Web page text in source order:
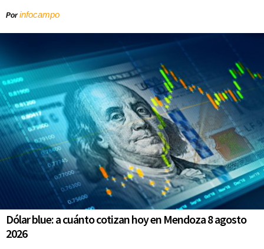
Porinfocampo
Dólar blue: a cuánto cotizan hoy en Mendoza 8 agosto
2026